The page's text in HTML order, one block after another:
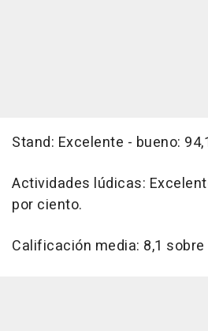
Stand: Excelente - bueno:
Actividades lúdicas:
por ciento.
Calificación media: 8,1 sobre